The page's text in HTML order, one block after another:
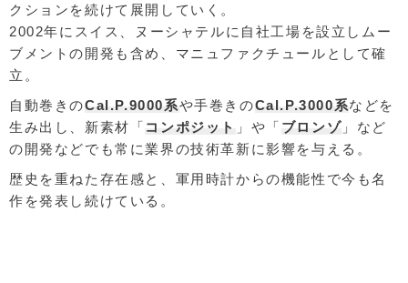
クションを続けて展開していく。
2002年にスイス、ヌーシャテルに自社工場を設立しムー
ブメントの開発も含め、マニュファクチュールとして確
立。
自動巻きのCal.P.9000系や手巻きのCal.P.3000系などを
生み出し、新素材「 コンポジット 」や「 ブロンゾ 」など
の開発などでも常に業界の技術革新に影響を与える。
歴史を重ねた存在感と、軍用時計からの機能性で今も名
作を発表し続けている。